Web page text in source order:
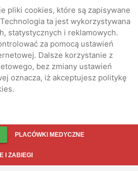
pliki cookies, które są zapisywane
ta jest wykorzystywana
statystycznych i reklamowych.
za pomocą ustawień
Dalsze korzystanie z
bez zmiany ustawień
oznacza, iż akceptujesz politykę
PLACÓWKI MEDYCZNE
I ZABIEGI